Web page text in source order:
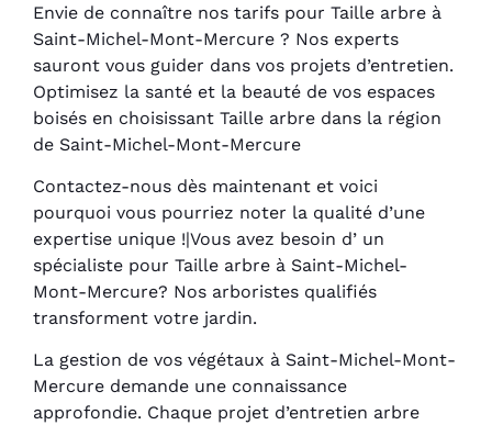
Envie de connaître nos tarifs pour Taille arbre à
Saint-Michel-Mont-Mercure ? Nos experts
sauront vous guider dans vos projets d’entretien.
Optimisez la santé et la beauté de vos espaces
boisés en choisissant Taille arbre dans la région
de Saint-Michel-Mont-Mercure
Contactez-nous dès maintenant et voici
pourquoi vous pourriez noter la qualité d’une
expertise unique !|Vous avez besoin d’ un
spécialiste pour Taille arbre à Saint-Michel-
Mont-Mercure? Nos arboristes qualifiés
transforment votre jardin.
La gestion de vos végétaux à Saint-Michel-Mont-
Mercure demande une connaissance
approfondie. Chaque projet d’entretien arbre